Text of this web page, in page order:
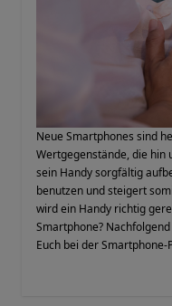
Neue Smartphones sind
Wertgegenstände, die hin
sein Handy sorgfältig
benutzen und steigert
wird ein Handy richtig
Smartphone?
Euch bei der